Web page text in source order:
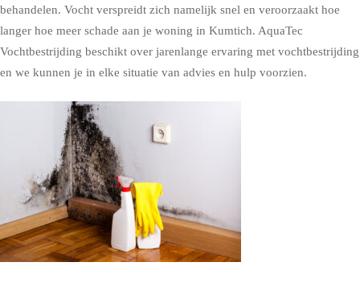
behandelen. Vocht verspreidt zich namelijk snel en veroorzaakt hoe
langer hoe meer schade aan je woning in Kumtich. AquaTec
Vochtbestrijding beschikt over jarenlange ervaring met vochtbestrijding
en we kunnen je in elke situatie van advies en hulp voorzien.